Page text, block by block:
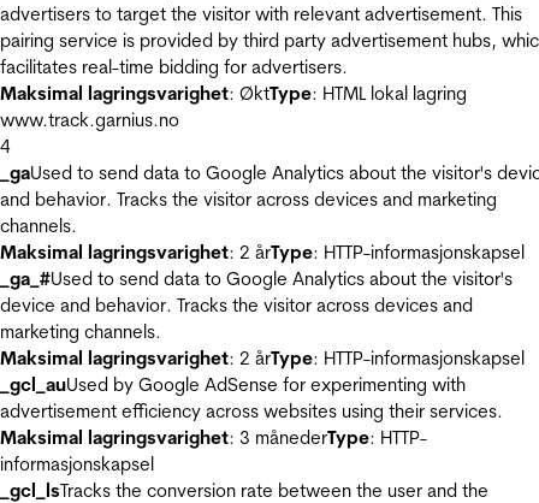
advertisers to target the visitor with relevant advertisement. This
pairing service is provided by third party advertisement hubs,
facilitates real-time bidding for advertisers.
Maksimal lagringsvarighet: ØktType: HTML lokal lagring
www.track.garnius.no
4
_gaUsed to send data to Google Analytics about the visitor's
and behavior. Tracks the visitor across devices and marketing
channels.
Maksimal lagringsvarighet: 2 årType: HTTP-informasjonskapsel
_ga_#Used to send data to Google Analytics about the visitor's
device and behavior. Tracks the visitor across devices and
marketing channels.
Maksimal lagringsvarighet: 2 årType: HTTP-informasjonskapsel
_gcl_auUsed by Google AdSense for experimenting with
advertisement efficiency across websites using their services.
Maksimal lagringsvarighet: 3 månederType: HTTP-
informasjonskapsel
_gcl_lsTracks the conversion rate between the user and the